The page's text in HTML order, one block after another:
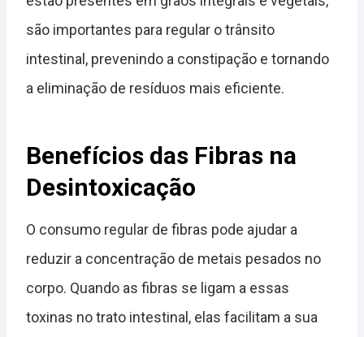
são importantes para regular o trânsito
intestinal, prevenindo a constipação e tornando
a eliminação de resíduos mais eficiente.
Benefícios das Fibras na
Desintoxicação
O consumo regular de fibras pode ajudar a
reduzir a concentração de metais pesados no
corpo. Quando as fibras se ligam a essas
toxinas no trato intestinal, elas facilitam a sua